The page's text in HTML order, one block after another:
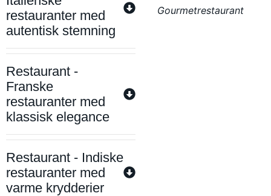
restauranter med
autentisk stemning
Restaurant -
Franske
restauranter med
klassisk elegance
Restaurant - Indiske
restauranter med
varme krydderier
Gourmetrestaurant